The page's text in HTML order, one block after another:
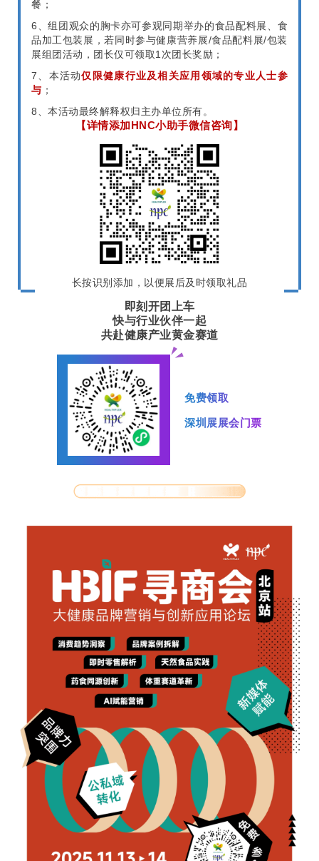
餐；
6、组团观众的胸卡亦可参观同期举办的食品配料展、食
品加工包装展，若同时参与健康营养展/食品配料展/包装
展组团活动，团长仅可领取1次团长奖励；
7、本活动仅限健康行业及相关应用领域的专业人士参
与 ；
8、本活动最终解释权归主办单位所有。
【详情添加HNC小助手微信咨询】
长按识别添加，以便展后及时领取礼品
即刻开团上车
快与行业伙伴一起
共赴健康产业黄金赛道
免费领取
深圳展展会门票